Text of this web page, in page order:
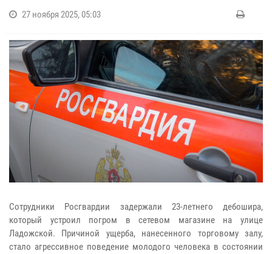
27 ноября 2025, 05:03
Сотрудники Росгвардии задержали 23-летнего дебошира,
который устроил погром в сетевом магазине на улице
Ладожской. Причиной ущерба, нанесенного торговому залу,
стало агрессивное поведение молодого человека в состоянии